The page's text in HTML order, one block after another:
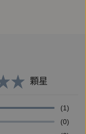
動頻仍，族群融合
多年來的臺灣真
顆星
(1)
(0)